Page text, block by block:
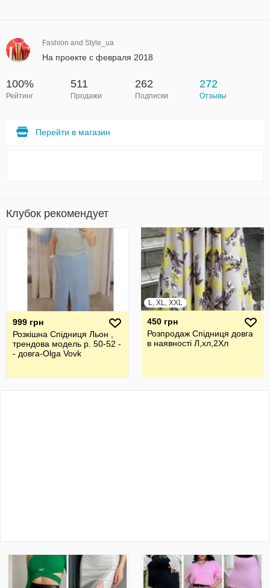
Fashion and Style_ua
На проекте с февраля 2018
100%
Рейтинг
511
Продажи
262
Подписки
272
Отзывы
Перейти в магазин
Клубок рекомендует
999 грн
Розкішна Спідниця Льон ,
трендова модель р. 50-52 -
- довга-Olga Vovk
L, XL, XXL
450 грн
Розпродаж Спідниця довга
в наявності Л,хл,2Хл